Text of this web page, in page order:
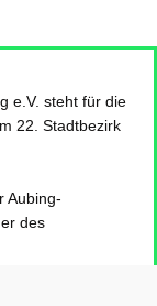
e.V. steht für die
22. Stadtbezirk
Aubing-
des